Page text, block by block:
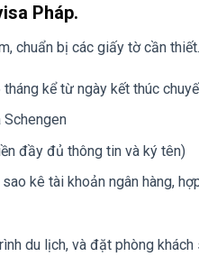
Pháp.
chuẩn bị các giấy tờ cần
kể từ ngày kết thúc
Schengen
đầy đủ thông tin và ký tên)
kê tài khoản ngân hàng,
du lịch, và đặt phòng khách